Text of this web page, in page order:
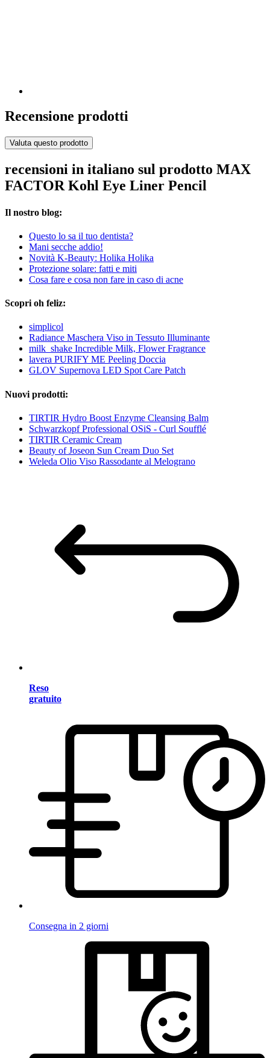
Recensione prodotti
Valuta questo prodotto
recensioni in italiano sul prodotto MAX
FACTOR Kohl Eye Liner Pencil
Il nostro blog:
Questo lo sa il tuo dentista?
Mani secche addio!
Novità K-Beauty: Holika Holika
Protezione solare: fatti e miti
Cosa fare e cosa non fare in caso di acne
Scopri oh feliz:
simplicol
Radiance Maschera Viso in Tessuto Illuminante
milk_shake Incredible Milk, Flower Fragrance
lavera PURIFY ME Peeling Doccia
GLOV Supernova LED Spot Care Patch
Nuovi prodotti:
TIRTIR Hydro Boost Enzyme Cleansing Balm
Schwarzkopf Professional OSiS - Curl Soufflé
TIRTIR Ceramic Cream
Beauty of Joseon Sun Cream Duo Set
Weleda Olio Viso Rassodante al Melograno
Reso
gratuito
Consegna in 2 giorni